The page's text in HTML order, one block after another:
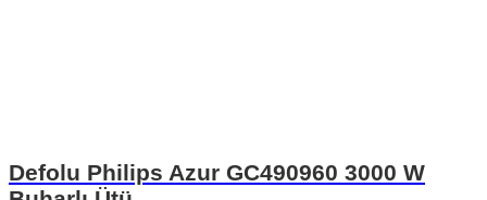
Defolu Philips Azur GC490960 3000 W